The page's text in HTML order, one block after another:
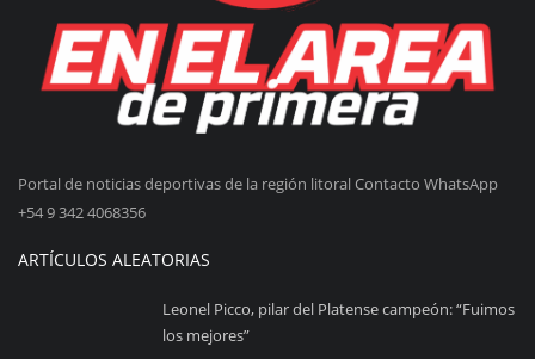
Portal de noticias deportivas de la región litoral Contacto WhatsApp
+54 9 342 4068356
ARTÍCULOS ALEATORIAS
Leonel Picco, pilar del Platense campeón: “Fuimos
los mejores”